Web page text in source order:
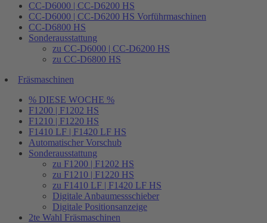
CC-D6000 | CC-D6200 HS
CC-D6000 | CC-D6200 HS Vorführmaschinen
CC-D6800 HS
Sonderausstattung
zu CC-D6000 | CC-D6200 HS
zu CC-D6800 HS
Fräsmaschinen
% DIESE WOCHE %
F1200 | F1202 HS
F1210 | F1220 HS
F1410 LF | F1420 LF HS
Automatischer Vorschub
Sonderausstattung
zu F1200 | F1202 HS
zu F1210 | F1220 HS
zu F1410 LF | F1420 LF HS
Digitale Anbaumessschieber
Digitale Positionsanzeige
2te Wahl Fräsmaschinen